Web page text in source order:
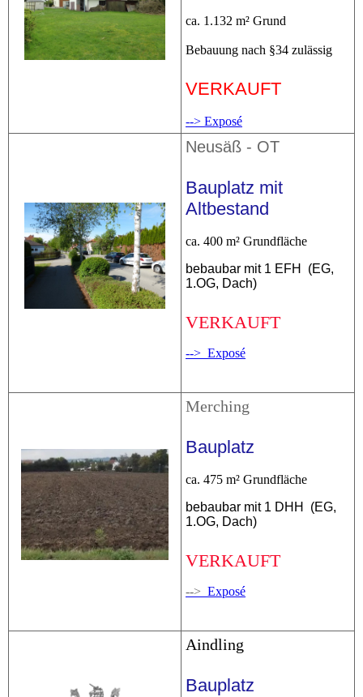
ca. 1.132 m² Grund
Bebauung nach §34 zulässig
VERKAUFT
--> Exposé
Neusäß - OT
Bauplatz mit
Altbestand
ca. 400 m² Grundfläche
bebaubar mit 1 EFH (EG,
1.OG, Dach)
VERKAUFT
--> Exposé
Merching
Bauplatz
ca. 475 m² Grundfläche
bebaubar mit 1 DHH (EG,
1.OG, Dach)
VERKAUFT
--> Exposé
Aindling
Bauplatz